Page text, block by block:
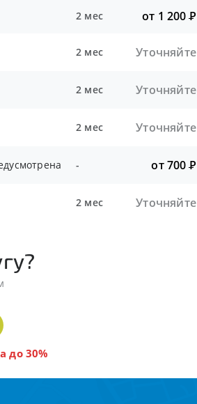
2 мес от 1 200Р
2 мес Уточняйте
2 мес Уточняйте
2 мес Уточняйте
- от 700Р
2 мес Уточняйте
до 30%